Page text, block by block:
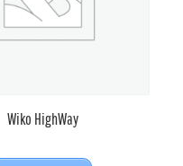
Wiko HighWay